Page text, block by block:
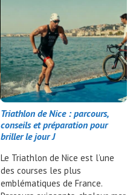
Triathlon de Nice : parcours,
conseils et préparation pour
briller le jour J
Le Triathlon de Nice est l’une
des courses les plus
emblématiques de France.